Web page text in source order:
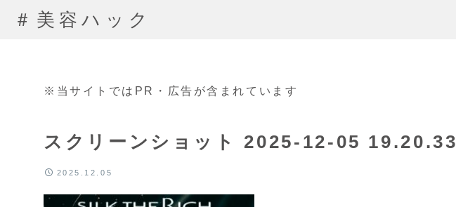
＃美容ハック
※当サイトではPR・広告が含まれています
スクリーンショット 2025-12-05 19.20.33
2025.12.05